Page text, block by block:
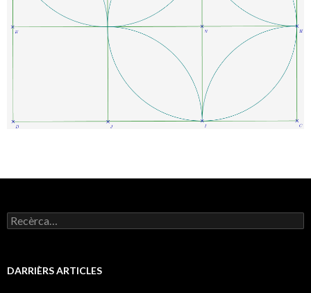
Recercar :
DARRIÈRS ARTICLES